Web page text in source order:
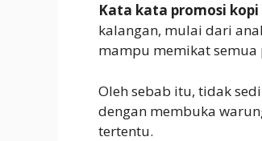
Kata kata promosi kopi
kalangan, mulai dari
mampu memikat semua
Oleh sebab itu, tidak
dengan membuka
tertentu.